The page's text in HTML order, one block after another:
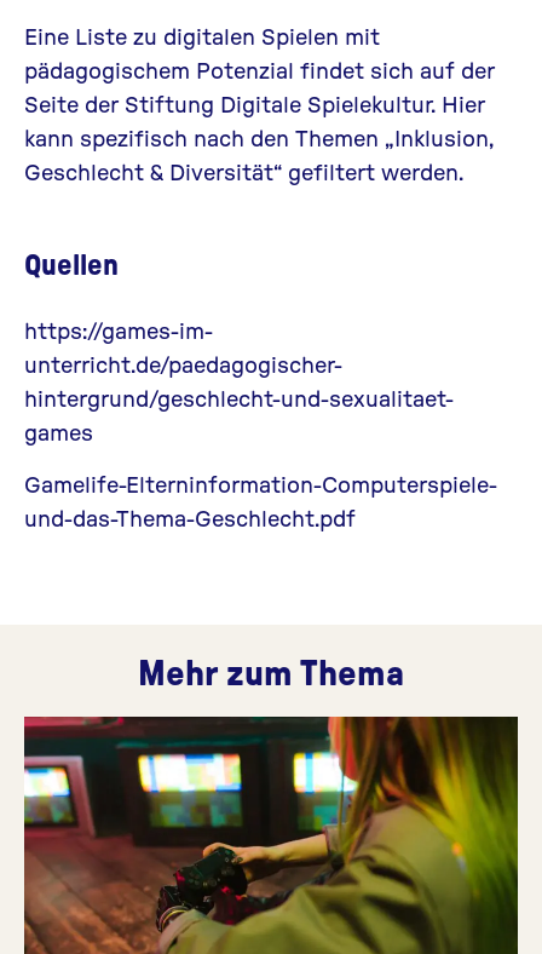
Eine Liste zu digitalen Spielen mit
pädagogischem Potenzial findet sich auf der
Seite der Stiftung Digitale Spielekultur. Hier
kann spezifisch nach den Themen „Inklusion,
Geschlecht & Diversität“ gefiltert werden.
Quellen
https://games-im-
unterricht.de/paedagogischer-
hintergrund/geschlecht-und-sexualitaet-
games
Gamelife-Elterninformation-Computerspiele-
und-das-Thema-Geschlecht.pdf
Mehr zum Thema